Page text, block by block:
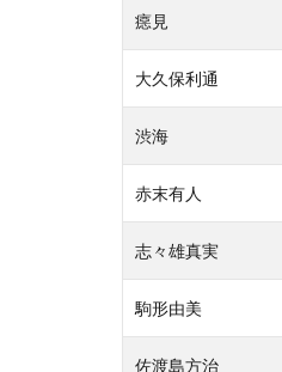
癋見
大久保利通
渋海
赤末有人
志々雄真実
駒形由美
佐渡島方治